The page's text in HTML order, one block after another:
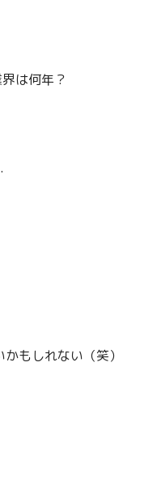
は何年？
もしれない（笑）